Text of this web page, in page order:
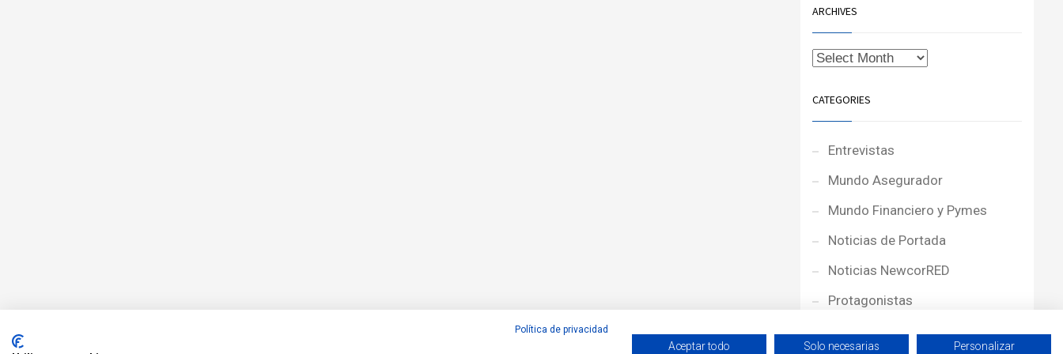
ARCHIVES
CATEGORIES
Entrevistas
Mundo Asegurador
Mundo Financiero y Pymes
Noticias de Portada
Noticias NewcorRED
Protagonistas
Reportajes
Política de privacidad
Aceptar todo Solo necesarias Personalizar